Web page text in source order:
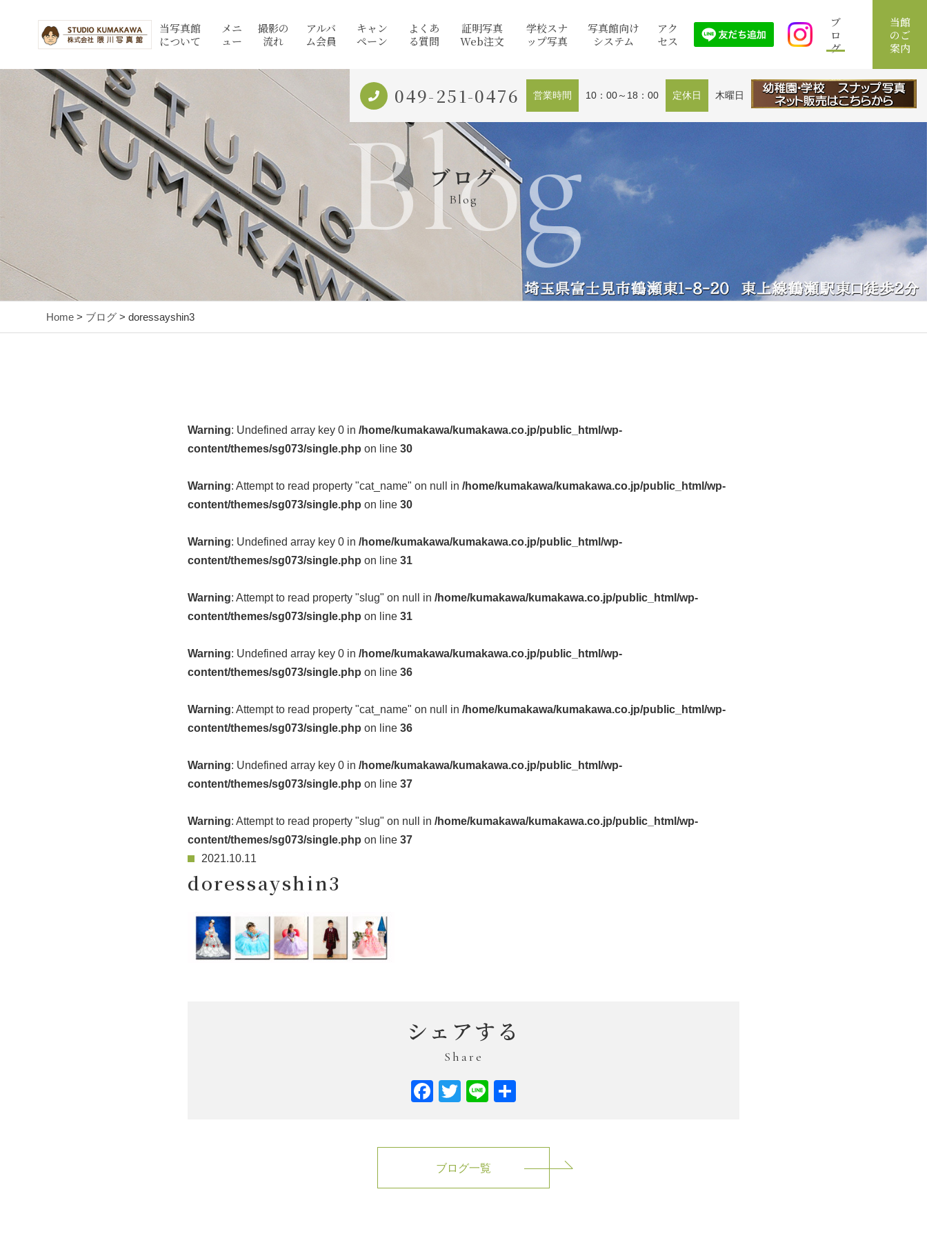
当写真館
について
メニ
ュー
撮影の
流れ
アルバ
ム会員
キャン
ペーン
よくあ
る質問
証明写真
Web注文
学校スナ
ップ写真
写真館向け
システム
アク
セス
ブ
ロ
グ
当館
のご
案内
ブログ
Blog
Blog
049-251-0476 営業時間 10：00～18：00 定休日 木曜日
Home > ブログ > doressayshin3
Warning: Undefined array key 0 in /home/kumakawa/kumakawa.co.jp/public_html/wp-
content/themes/sg073/single.php on line 30
Warning: Attempt to read property "cat_name" on null in /home/kumakawa/kumakawa.co.jp/public_html/wp-
content/themes/sg073/single.php on line 30
Warning: Undefined array key 0 in /home/kumakawa/kumakawa.co.jp/public_html/wp-
content/themes/sg073/single.php on line 31
Warning: Attempt to read property "slug" on null in /home/kumakawa/kumakawa.co.jp/public_html/wp-
content/themes/sg073/single.php on line 31
Warning: Undefined array key 0 in /home/kumakawa/kumakawa.co.jp/public_html/wp-
content/themes/sg073/single.php on line 36
Warning: Attempt to read property "cat_name" on null in /home/kumakawa/kumakawa.co.jp/public_html/wp-
content/themes/sg073/single.php on line 36
Warning: Undefined array key 0 in /home/kumakawa/kumakawa.co.jp/public_html/wp-
content/themes/sg073/single.php on line 37
Warning: Attempt to read property "slug" on null in /home/kumakawa/kumakawa.co.jp/public_html/wp-
content/themes/sg073/single.php on line 37
2021.10.11
doressayshin3
シェアする
Share
Facebook
Twitter
Line
ブログ一覧